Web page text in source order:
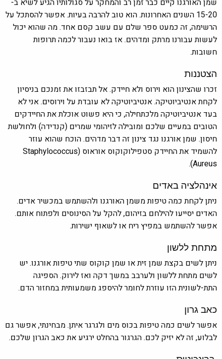
שמן האורגנו קיים כבר זמן רב והמחקר על סגולותיו הגיע לשיא ב-
15-20 השנים האחרונות. הוא טוב להרבה בעיות. אפשר להסתכל על
הרשימה, זה כמעט ספר שלם עם עשב קסם אחד. מה שהוא יכול
לעשות עבורנו מרתק ומדהים. אז בואו נעבור לכמה תרופות
חשובות.
הצטננות
זכרו שהצינון הוא וירוס ולא חיידק. אל תבזבזו את זמנכם בניסיון
לקחת אנטיביוטיקה. אנטיביוטיקה לא עובדת על וירוסים. אני לא
בעד אנטיביוטיקה מלכתחילה, כי היא פשוט אוכלת את החיידקים
הטובים במעיים שלכם ומובילה לזיהומי שמרים (קנדידה) ולחולשת
חיסון. שמן אורגנו נגד צינון זה דבר מדהים. הוכח שהוא עוזר
להשמיד את החיידק סטפילוקוקוס אוראוס (Staphylococcus
Aureus).
אינהלציה באדים
ניתן לקחת כמה טיפות משמן האורגנו ולהשתמש במכשיר אדים.
האדים יסייעו להילחם בזיהום, להקל על הסינוסים ולפתוח אותם.
אפשר להשתמש במפיץ ריח או לשאוף ישירות.
מתחת ללשון
ניתן לשים בקצת שמן זית או שמן קוקוס שתי טיפות אורגנו. יש
לשים מתחת ללשון ולערבב במשך דקה ואז לירוק. הספיגה
התת-לשונית הזו עוזרת לחומר להיספג משמעותית במחזור הדם.
כאב גרון
אפשר לשים כמה טיפות בכוס מים ולגרגר איתן. מבחינתי, אפשר גם
לבלוע, זה לא יזיק לכם. הגרגור בהחלט ירגיע את כאב הגרון שלכם.